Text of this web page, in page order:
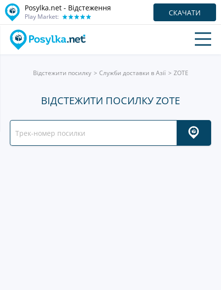
Posylka.net - Відстеження
Play Market: СКАЧАТИ
Відстежити посилку Служби доставки в Азії ZOTE
ВІДСТЕЖИТИ ПОСИЛКУ ZOTE